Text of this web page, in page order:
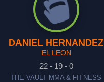
DANIEL HERNANDEZ
EL LEON
22 - 19 - 0
THE VAULT MMA & FITNESS